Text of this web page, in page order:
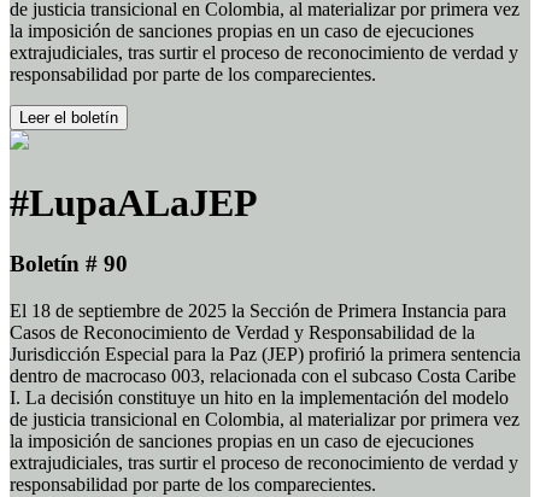
de justicia transicional en Colombia, al materializar por primera vez
la imposición de sanciones propias en un caso de ejecuciones
extrajudiciales, tras surtir el proceso de reconocimiento de verdad y
responsabilidad por parte de los comparecientes.
Leer el boletín
#LupaALaJEP
Boletín # 90
El 18 de septiembre de 2025 la Sección de Primera Instancia para
Casos de Reconocimiento de Verdad y Responsabilidad de la
Jurisdicción Especial para la Paz (JEP) profirió la primera sentencia
dentro de macrocaso 003, relacionada con el subcaso Costa Caribe
I. La decisión constituye un hito en la implementación del modelo
de justicia transicional en Colombia, al materializar por primera vez
la imposición de sanciones propias en un caso de ejecuciones
extrajudiciales, tras surtir el proceso de reconocimiento de verdad y
responsabilidad por parte de los comparecientes.